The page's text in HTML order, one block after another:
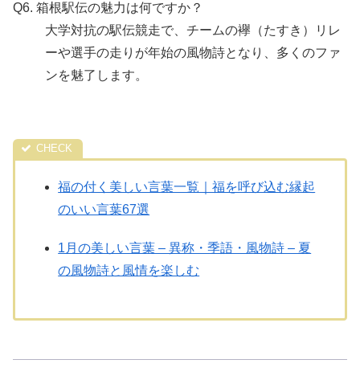
Q6. 箱根駅伝の魅力は何ですか？
大学対抗の駅伝競走で、チームの襷（たすき）リレ
ーや選手の走りが年始の風物詩となり、多くのファ
ンを魅了します。
福の付く美しい言葉一覧｜福を呼び込む縁起
のいい言葉67選
1月の美しい言葉 – 異称・季語・風物詩 – 夏
の風物詩と風情を楽しむ